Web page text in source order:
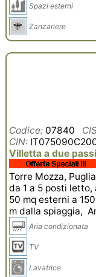
Spazi esterni
Zanzariere
Codice: 07840
CIN:
Villetta a due
Torre Mozza,
da 1 a 5 posti letto,
50 mq esterni a
m dalla spiaggia,
Aria condizionata
TV
Lavatrice